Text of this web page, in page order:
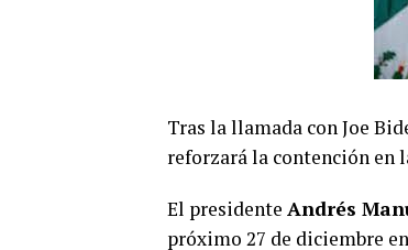
Tras la llamada con Joe
reforzará la contención en
El presidente Andrés
próximo 27 de diciembre en